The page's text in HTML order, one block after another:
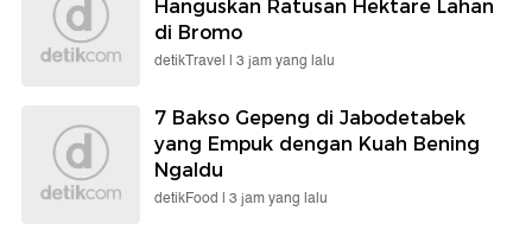
Hanguskan Ratusan Hektare Lahan
di Bromo
detikTravel | 3 jam yang lalu
7 Bakso Gepeng di Jabodetabek
yang Empuk dengan Kuah Bening
Ngaldu
detikFood | 3 jam yang lalu